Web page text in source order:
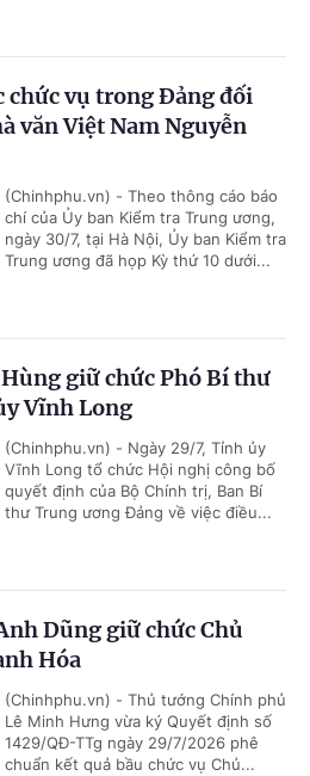
chức vụ trong Đảng đối
văn Việt Nam Nguyễn
(Chinhphu.vn) - Theo thông cáo báo
chí của Ủy ban Kiểm tra Trung ương,
ngày 30/7, tại Hà Nội, Ủy ban Kiểm tra
Trung ương đã họp Kỳ thứ 10 dưới...
giữ chức Phó Bí thư
Vĩnh Long
(Chinhphu.vn) - Ngày 29/7, Tỉnh ủy
Vĩnh Long tổ chức Hội nghị công bố
quyết định của Bộ Chính trị, Ban Bí
thư Trung ương Đảng về việc điều...
Dũng giữ chức Chủ
Hóa
(Chinhphu.vn) - Thủ tướng Chính phủ
Lê Minh Hưng vừa ký Quyết định số
1429/QĐ-TTg ngày 29/7/2026 phê
chuẩn kết quả bầu chức vụ Chủ...